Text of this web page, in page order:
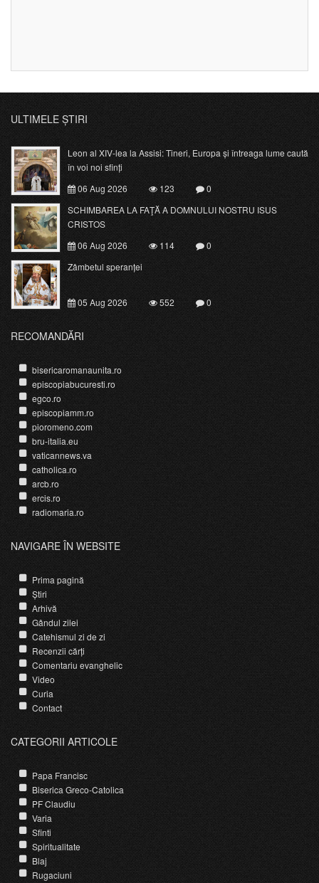
ULTIMELE ȘTIRI
Leon al XIV-lea la Assisi: Tineri, Europa și întreaga lume caută
în voi noi sfinți
06 Aug 2026
123
0
SCHIMBAREA LA FAŢĂ A DOMNULUI NOSTRU ISUS
CRISTOS
06 Aug 2026
114
0
Zâmbetul speranței
05 Aug 2026 552 0
RECOMANDĂRI
bisericaromanaunita.ro
episcopiabucuresti.ro
egco.ro
episcopiamm.ro
pioromeno.com
bru-italia.eu
vaticannews.va
catholica.ro
arcb.ro
ercis.ro
radiomaria.ro
NAVIGARE ÎN WEBSITE
Prima pagină
Știri
Arhivă
Gândul zilei
Catehismul zi de zi
Recenzii cărți
Comentariu evanghelic
Video
Curia
Contact
CATEGORII ARTICOLE
Papa Francisc
Biserica Greco-Catolica
PF Claudiu
Varia
Sfinti
Spiritualitate
Blaj
Rugaciuni